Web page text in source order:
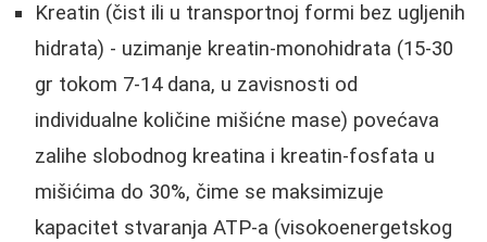
Kreatin (čist ili u transportnoj formi bez ugljenih
hidrata) - uzimanje kreatin-monohidrata (15-30
gr tokom 7-14 dana, u zavisnosti od
individualne količine mišićne mase) povećava
zalihe slobodnog kreatina i kreatin-fosfata u
mišićima do 30%, čime se maksimizuje
kapacitet stvaranja ATP-a (visokoenergetskog